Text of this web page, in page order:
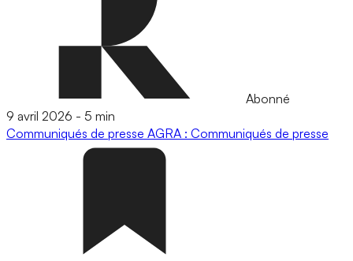
Abonné
9 avril 2026 - 5 min
Communiqués de presse AGRA : Communiqués de presse